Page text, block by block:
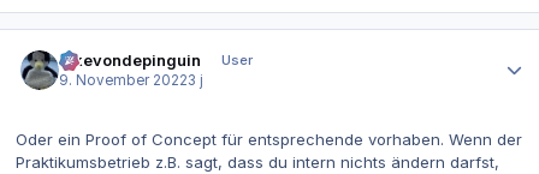
ickevondepinguin
User
9. November 20223 j
Oder ein Proof of Concept für entsprechende vorhaben. Wenn der
Praktikumsbetrieb z.B. sagt, dass du intern nichts ändern darfst,